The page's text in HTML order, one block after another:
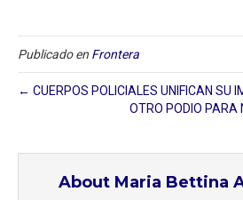
Publicado en Frontera
← CUERPOS POLICIALES UNIFICAN SU
OTRO PODIO
About Maria Bettina